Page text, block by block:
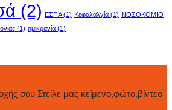
(2) ΕΣΠΑ(1) Κεφαλαλγία (1) ΝΟΣΟΚΟΜΙΟ
(1) ημικρανία (1)
σου Στείλε μας κείμενο,φώτο,βίντεο